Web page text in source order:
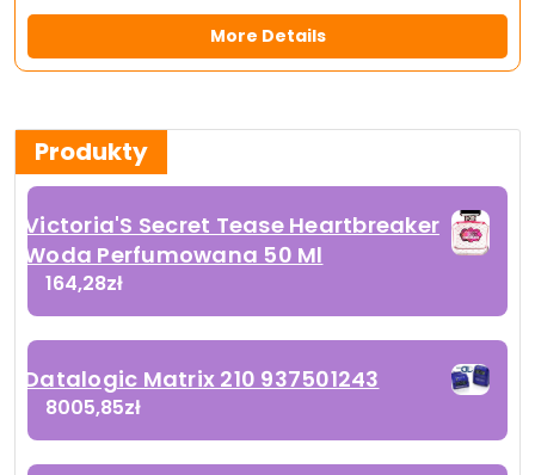
More Details
Produkty
Victoria'S Secret Tease Heartbreaker
Woda Perfumowana 50 Ml
164,28zł
Datalogic Matrix 210 937501243
8005,85zł